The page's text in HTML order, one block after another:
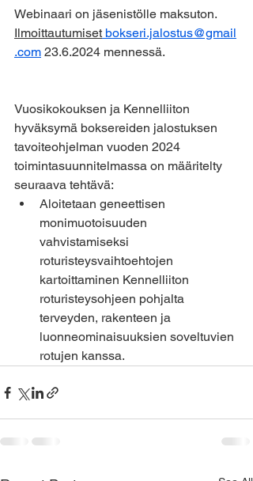
Webinaari on jäsenistölle maksuton.
Ilmoittautumiset bokseri.jalostus@gmail
.com 23.6.2024 mennessä.
Vuosikokouksen ja Kennelliiton
hyväksymä boksereiden jalostuksen
tavoiteohjelman vuoden 2024
toimintasuunnitelmassa on määritelty
seuraava tehtävä:
Aloitetaan geneettisen
monimuotoisuuden
vahvistamiseksi
roturisteysvaihtoehtojen
kartoittaminen Kennelliiton
roturisteysohjeen pohjalta
terveyden, rakenteen ja
luonneominaisuuksien soveltuvien
rotujen kanssa.